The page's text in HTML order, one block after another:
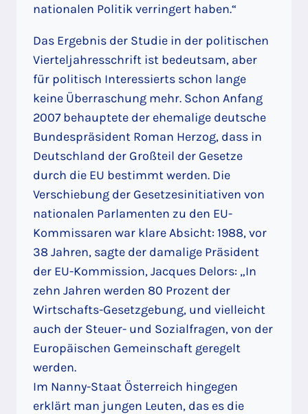
nationalen Politik verringert haben.“
Das Ergebnis der Studie in der politischen
Vierteljahresschrift ist bedeutsam, aber
für politisch Interessierts schon lange
keine Überraschung mehr. Schon Anfang
2007 behauptete der ehemalige deutsche
Bundespräsident Roman Herzog, dass in
Deutschland der Großteil der Gesetze
durch die EU bestimmt werden. Die
Verschiebung der Gesetzesinitiativen von
nationalen Parlamenten zu den EU-
Kommissaren war klare Absicht: 1988, vor
38 Jahren, sagte der damalige Präsident
der EU-Kommission, Jacques Delors: „In
zehn Jahren werden 80 Prozent der
Wirtschafts-Gesetzgebung, und vielleicht
auch der Steuer- und Sozialfragen, von der
Europäischen Gemeinschaft geregelt
werden.
Im Nanny-Staat Österreich hingegen
erklärt man jungen Leuten, das es die